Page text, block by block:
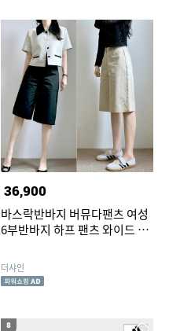
36,900
바스락반바지 버뮤다팬츠 여성
6부반바지 하프 팬츠 와이드 여
지
더샤인
8